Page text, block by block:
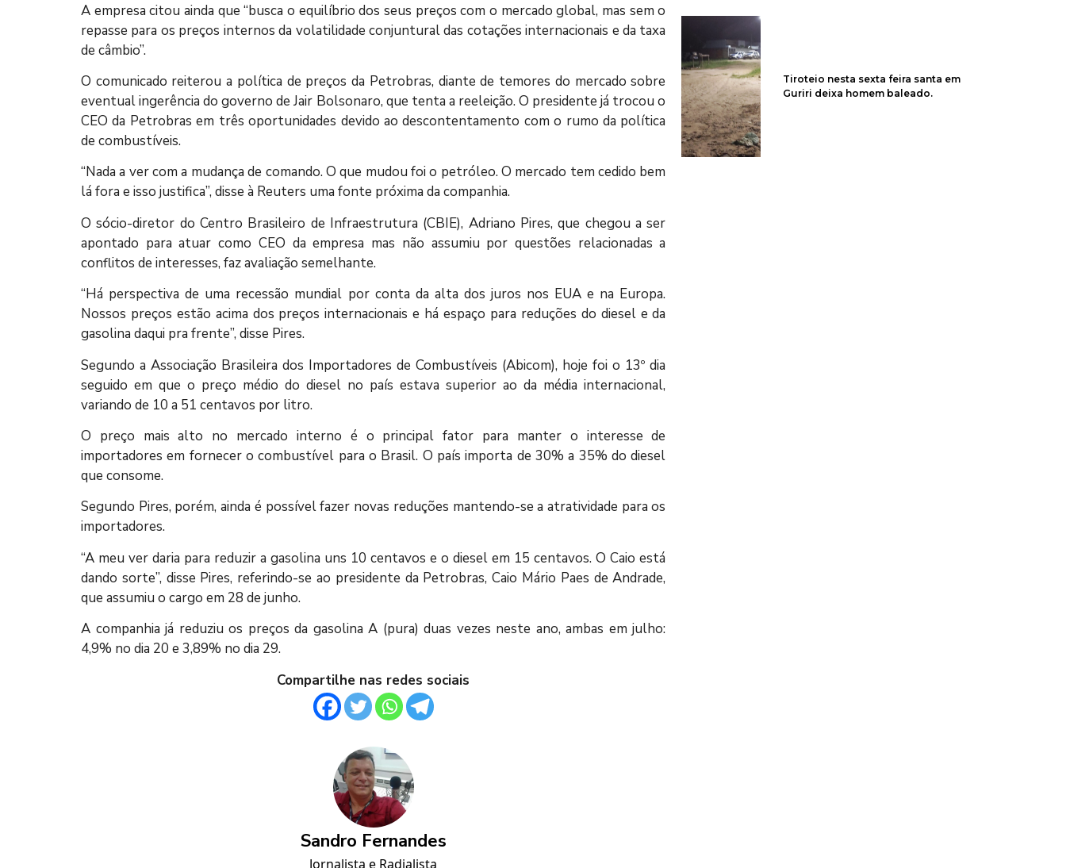
A empresa citou ainda que “busca o equilíbrio dos seus preços com o mercado global, mas sem o
repasse para os preços internos da volatilidade conjuntural das cotações internacionais e da taxa
de câmbio”.
O comunicado reiterou a política de preços da Petrobras, diante de temores do mercado sobre
eventual ingerência do governo de Jair Bolsonaro, que tenta a reeleição. O presidente já trocou o
CEO da Petrobras em três oportunidades devido ao descontentamento com o rumo da política
de combustíveis.
“Nada a ver com a mudança de comando. O que mudou foi o petróleo. O mercado tem cedido bem
lá fora e isso justifica”, disse à Reuters uma fonte próxima da companhia.
O sócio-diretor do Centro Brasileiro de Infraestrutura (CBIE), Adriano Pires, que chegou a ser
apontado para atuar como CEO da empresa mas não assumiu por questões relacionadas a
conflitos de interesses, faz avaliação semelhante.
“Há perspectiva de uma recessão mundial por conta da alta dos juros nos EUA e na Europa.
Nossos preços estão acima dos preços internacionais e há espaço para reduções do diesel e da
gasolina daqui pra frente”, disse Pires.
Segundo a Associação Brasileira dos Importadores de Combustíveis (Abicom), hoje foi o 13º dia
seguido em que o preço médio do diesel no país estava superior ao da média internacional,
variando de 10 a 51 centavos por litro.
O preço mais alto no mercado interno é o principal fator para manter o interesse de
importadores em fornecer o combustível para o Brasil. O país importa de 30% a 35% do diesel
que consome.
Segundo Pires, porém, ainda é possível fazer novas reduções mantendo-se a atratividade para os
importadores.
“A meu ver daria para reduzir a gasolina uns 10 centavos e o diesel em 15 centavos. O Caio está
dando sorte”, disse Pires, referindo-se ao presidente da Petrobras, Caio Mário Paes de Andrade,
que assumiu o cargo em 28 de junho.
A companhia já reduziu os preços da gasolina A (pura) duas vezes neste ano, ambas em julho:
4,9% no dia 20 e 3,89% no dia 29.
Compartilhe nas redes sociais
Sandro Fernandes
Jornalista e Radialista
Tiroteio nesta sexta feira santa em
Guriri deixa homem baleado.